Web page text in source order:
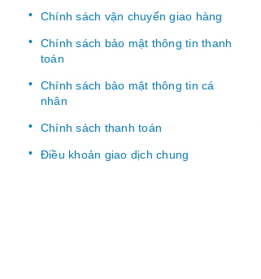
Chính sách vận chuyển giao hàng
Chính sách bảo mật thông tin thanh
toán
Chính sách bảo mật thông tin cá
nhân
Chính sách thanh toán
Điều khoản giao dịch chung